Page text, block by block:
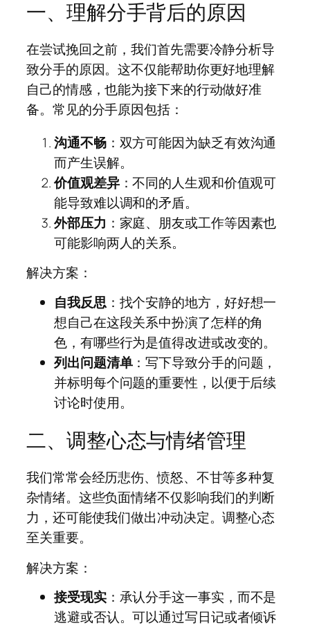
一、理解分手背后的原因
在尝试挽回之前，我们首先需要冷静分析导
致分手的原因。这不仅能帮助你更好地理解
自己的情感，也能为接下来的行动做好准
备。常见的分手原因包括：
沟通不畅：双方可能因为缺乏有效沟通
而产生误解。
价值观差异：不同的人生观和价值观可
能导致难以调和的矛盾。
外部压力 ：家庭、朋友或工作等因素也
可能影响两人的关系。
解决方案：
自我反思：找个安静的地方，好好想一
想自己在这段关系中扮演了怎样的角
色，有哪些行为是值得改进或改变的。
列出问题清单：写下导致分手的问题，
并标明每个问题的重要性，以便于后续
讨论时使用。
二、调整心态与情绪管理
我们常常会经历悲伤、愤怒、不甘等多种复
杂情绪。这些负面情绪不仅影响我们的判断
力，还可能使我们做出冲动决定。调整心态
至关重要。
解决方案：
接受现实：承认分手这一事实，而不是
逃避或否认。可以通过写日记或者倾诉